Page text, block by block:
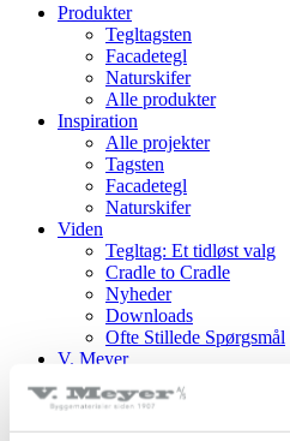
Produkter
Tegltagsten
Facadetegl
Naturskifer
Alle produkter
Inspiration
Alle projekter
Tagsten
Facadetegl
Naturskifer
Viden
Tegltag: Et tidløst valg
Cradle to Cradle
Nyheder
Downloads
Ofte Stillede Spørgsmål
V. Meyer
Om V.Meyer